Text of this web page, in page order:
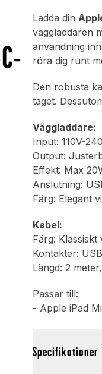
Ladda din
väggladdaren
användning
röra dig runt
Den robusta
taget.
Väggladdare:
Input: 110V-
Output:
Effekt: Max
Anslutning:
Färg: Elegant
Kabel:
Färg:
Kontakter:
Längd: 2
Passar till:
- Apple iPad
Specifikationer